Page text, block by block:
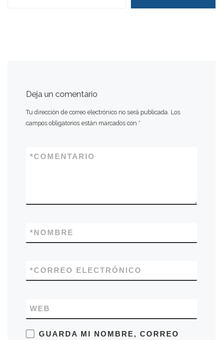
Deja un comentario
Tu dirección de correo electrónico no será publicada. Los
campos obligatorios están marcados con *
COMENTARIO
*
NOMBRE
*
CORREO ELECTRÓNICO
*
WEB
GUARDA MI NOMBRE, CORREO